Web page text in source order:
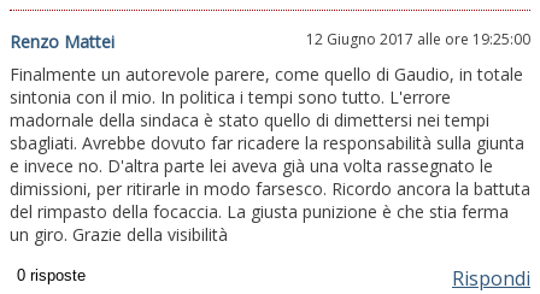
Renzo Mattei 12 Giugno 2017 alle ore 19:25:00
Finalmente un autorevole parere, come quello di Gaudio, in totale
sintonia con il mio. In politica i tempi sono tutto. L'errore
madornale della sindaca è stato quello di dimettersi nei tempi
sbagliati. Avrebbe dovuto far ricadere la responsabilità sulla giunta
e invece no. D'altra parte lei aveva già una volta rassegnato le
dimissioni, per ritirarle in modo farsesco. Ricordo ancora la battuta
del rimpasto della focaccia. La giusta punizione è che stia ferma
un giro. Grazie della visibilità
Rispondi